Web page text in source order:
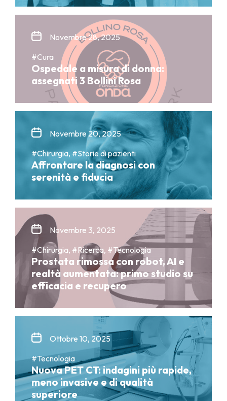
Novembre 28, 2025
#Cura
Ospedale a misura di donna:
assegnati 3 Bollini Rosa
Novembre 20, 2025
#Chirurgia, #Storie di pazienti
Affrontare la diagnosi con
serenità e fiducia
Novembre 3, 2025
#Chirurgia, #Ricerca, #Tecnologia
Prostata rimossa con robot, AI e
realtà aumentata: primo studio su
efficacia e recupero
Ottobre 10, 2025
#Tecnologia
Nuova PET CT: indagini più rapide,
meno invasive e di qualità
superiore